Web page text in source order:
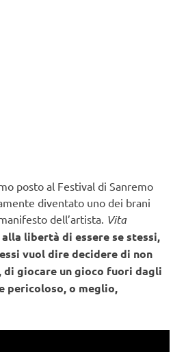
posto al Festival di Sanremo
diventato uno dei brani
dell’artista. Vita
alla libertà di essere se stessi,
vuol dire decidere di non
giocare un gioco fuori dagli
pericoloso, o meglio,